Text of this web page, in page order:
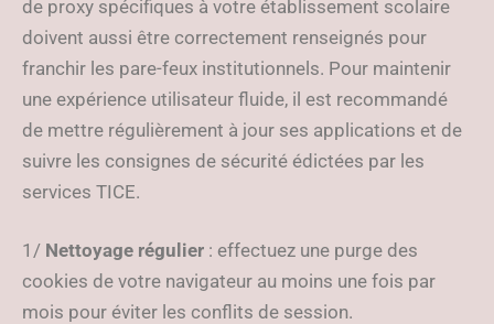
de proxy spécifiques à votre établissement scolaire
doivent aussi être correctement renseignés pour
franchir les pare-feux institutionnels. Pour maintenir
une expérience utilisateur fluide, il est recommandé
de mettre régulièrement à jour ses applications et de
suivre les consignes de sécurité édictées par les
services TICE.
1/ Nettoyage régulier : effectuez une purge des
cookies de votre navigateur au moins une fois par
mois pour éviter les conflits de session.